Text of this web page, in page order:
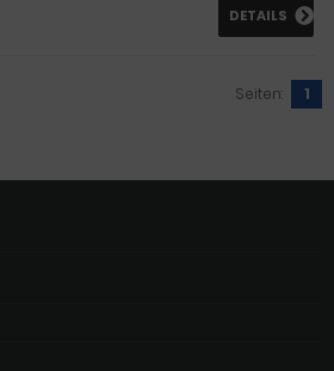
DETAILS
Seiten: 1